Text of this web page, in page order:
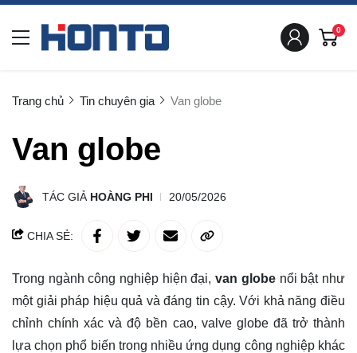
0
Trang chủ Tin chuyên gia Van globe
Van globe
TÁC GIẢ HOÀNG PHI 20/05/2026
CHIA SẺ:
Trong ngành công nghiệp hiện đại,van globenổi bật như
một giải pháp hiệu quả và đáng tin cậy. Với khả năng điều
chỉnh chính xác và độ bền cao, valve globe đã trở thành
lựa chọn phổ biến trong nhiều ứng dụng công nghiệp khác